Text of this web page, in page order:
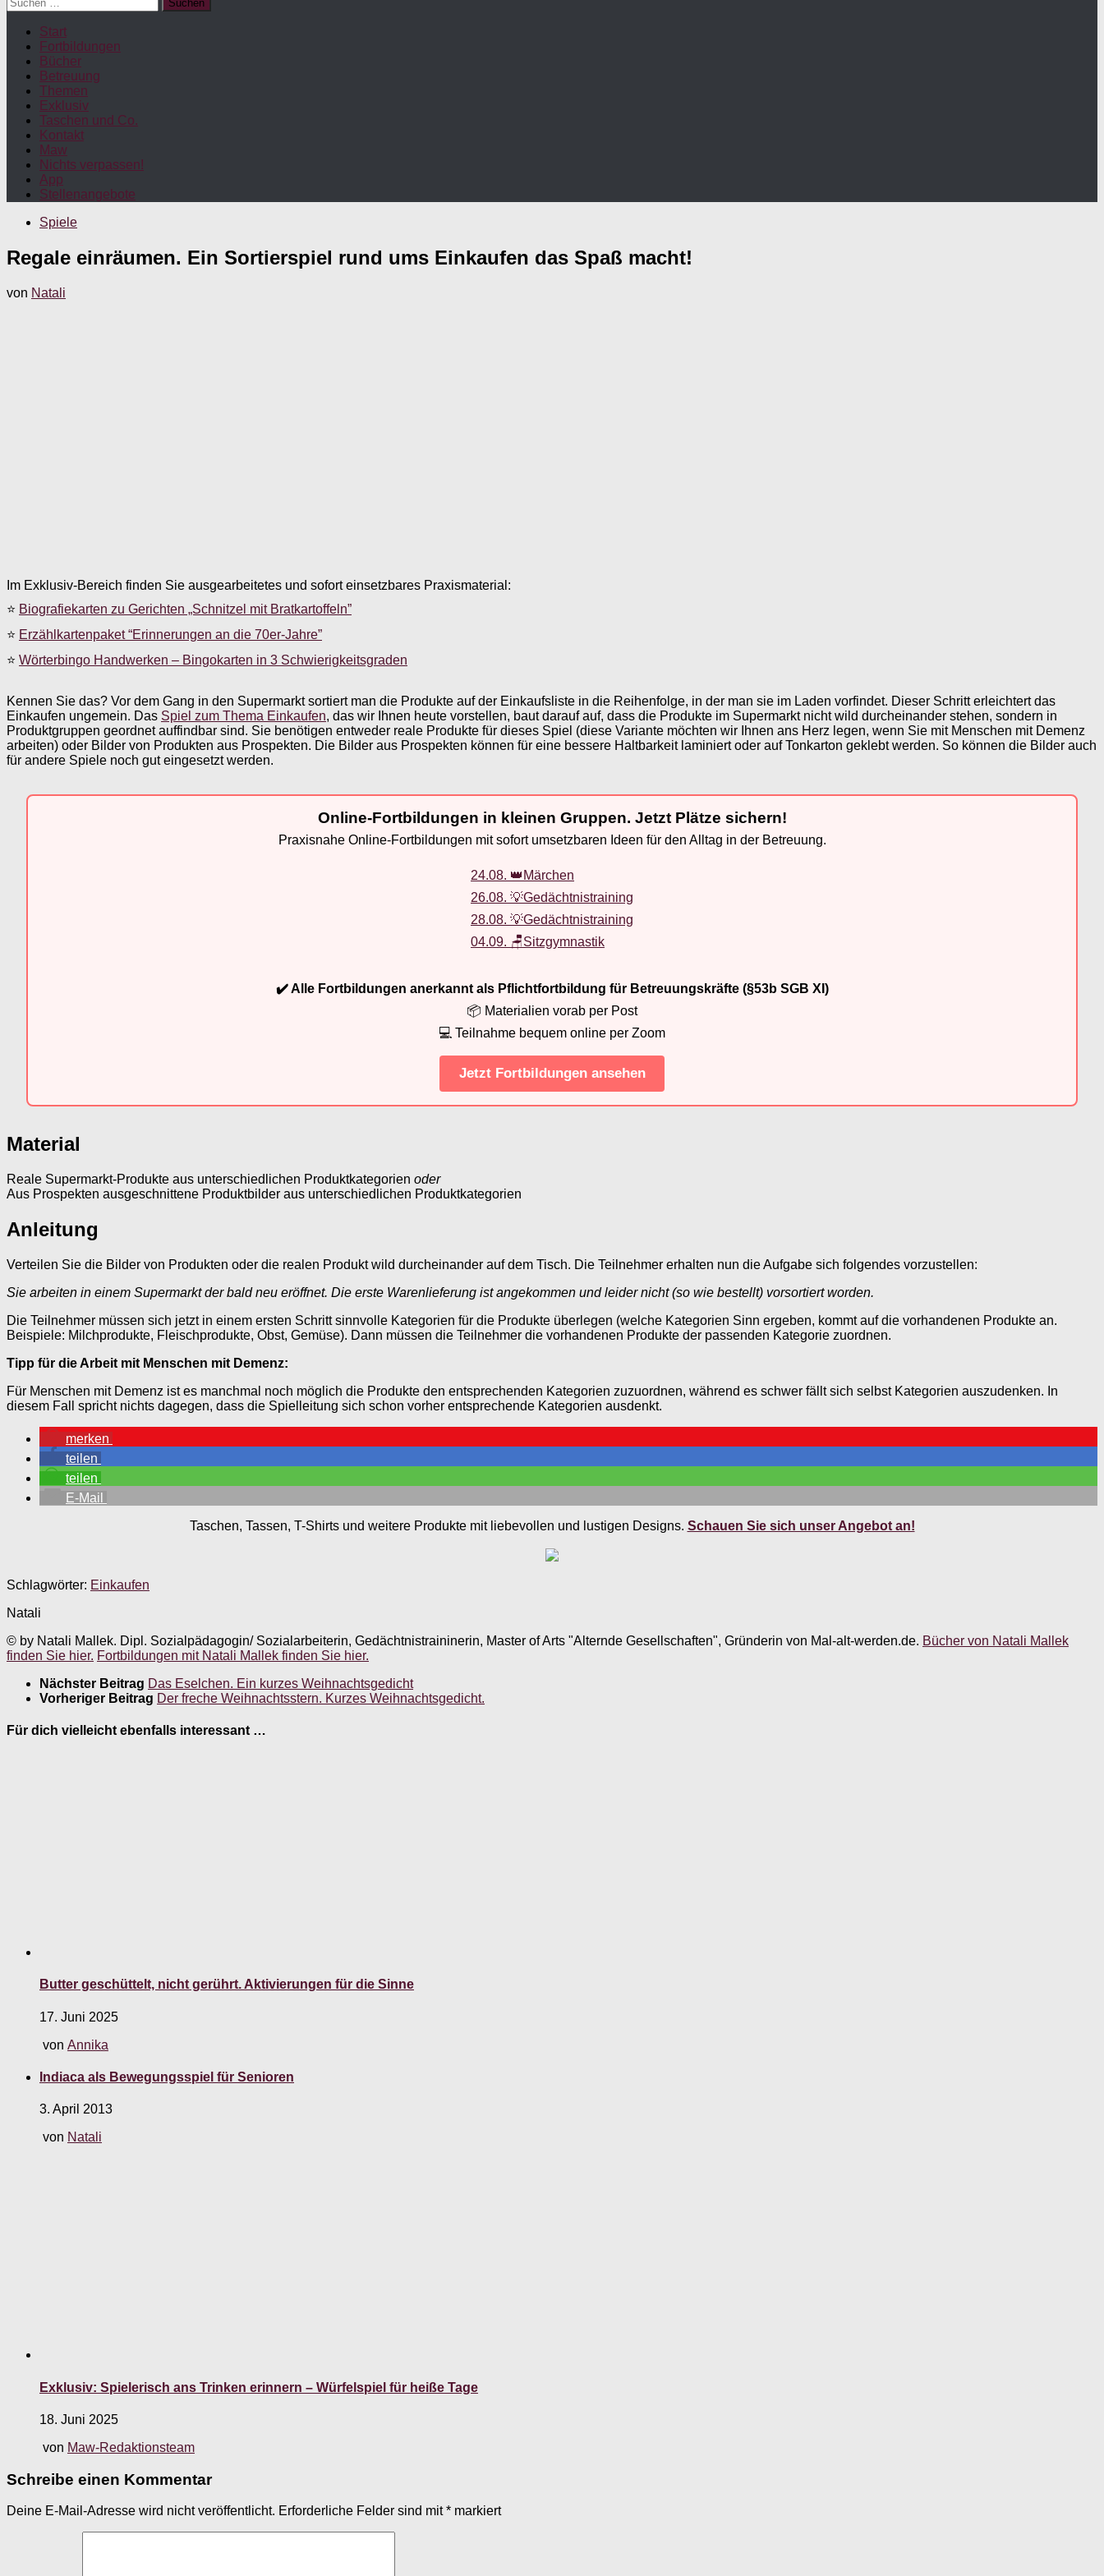
nach:
Start
Fortbildungen
Bücher
Betreuung
Themen
Exklusiv
Taschen und Co.
Kontakt
Maw
Nichts verpassen!
App
Stellenangebote
Spiele
Regale einräumen. Ein Sortierspiel rund ums Einkaufen das Spaß macht!
von Natali
Im Exklusiv-Bereich finden Sie ausgearbeitetes und sofort einsetzbares Praxismaterial:
⭐ Biografiekarten zu Gerichten „Schnitzel mit Bratkartoffeln”
⭐ Erzählkartenpaket “Erinnerungen an die 70er-Jahre”
⭐ Wörterbingo Handwerken – Bingokarten in 3 Schwierigkeitsgraden
Kennen Sie das? Vor dem Gang in den Supermarkt sortiert man die Produkte auf der Einkaufsliste in die Reihenfolge, in der man sie im Laden vorfindet. Dieser Schritt erleichtert das
Einkaufen ungemein. Das Spiel zum Thema Einkaufen, das wir Ihnen heute vorstellen, baut darauf auf, dass die Produkte im Supermarkt nicht wild durcheinander stehen, sondern in
Produktgruppen geordnet auffindbar sind. Sie benötigen entweder reale Produkte für dieses Spiel (diese Variante möchten wir Ihnen ans Herz legen, wenn Sie mit Menschen mit Demenz
arbeiten) oder Bilder von Produkten aus Prospekten. Die Bilder aus Prospekten können für eine bessere Haltbarkeit laminiert oder auf Tonkarton geklebt werden. So können die Bilder auch
für andere Spiele noch gut eingesetzt werden.
Online-Fortbildungen in kleinen Gruppen. Jetzt Plätze sichern!
Praxisnahe Online-Fortbildungen mit sofort umsetzbaren Ideen für den Alltag in der Betreuung.
24.08. 👑Märchen
26.08. 💡Gedächtnistraining
28.08. 💡Gedächtnistraining
04.09. 🪑Sitzgymnastik
✔️ Alle Fortbildungen anerkannt als Pflichtfortbildung für Betreuungskräfte (§53b SGB XI)
📦 Materialien vorab per Post
💻 Teilnahme bequem online per Zoom
Jetzt Fortbildungen ansehen
Material
Reale Supermarkt-Produkte aus unterschiedlichen Produktkategorien oder
Aus Prospekten ausgeschnittene Produktbilder aus unterschiedlichen Produktkategorien
Anleitung
Verteilen Sie die Bilder von Produkten oder die realen Produkt wild durcheinander auf dem Tisch. Die Teilnehmer erhalten nun die Aufgabe sich folgendes vorzustellen:
Sie arbeiten in einem Supermarkt der bald neu eröffnet. Die erste Warenlieferung ist angekommen und leider nicht (so wie bestellt) vorsortiert worden.
Die Teilnehmer müssen sich jetzt in einem ersten Schritt sinnvolle Kategorien für die Produkte überlegen (welche Kategorien Sinn ergeben, kommt auf die vorhandenen Produkte an.
Beispiele: Milchprodukte, Fleischprodukte, Obst, Gemüse). Dann müssen die Teilnehmer die vorhandenen Produkte der passenden Kategorie zuordnen.
Tipp für die Arbeit mit Menschen mit Demenz:
Für Menschen mit Demenz ist es manchmal noch möglich die Produkte den entsprechenden Kategorien zuzuordnen, während es schwer fällt sich selbst Kategorien auszudenken. In
diesem Fall spricht nichts dagegen, dass die Spielleitung sich schon vorher entsprechende Kategorien ausdenkt.
merken
teilen
teilen
E-Mail
Taschen, Tassen, T-Shirts und weitere Produkte mit liebevollen und lustigen Designs. Schauen Sie sich unser Angebot an!
Schlagwörter: Einkaufen
Natali
© by Natali Mallek. Dipl. Sozialpädagogin/ Sozialarbeiterin, Gedächtnistraininerin, Master of Arts "Alternde Gesellschaften", Gründerin von Mal-alt-werden.de. Bücher von Natali Mallek
finden Sie hier. Fortbildungen mit Natali Mallek finden Sie hier.
Nächster Beitrag Das Eselchen. Ein kurzes Weihnachtsgedicht
Vorheriger Beitrag Der freche Weihnachtsstern. Kurzes Weihnachtsgedicht.
Für dich vielleicht ebenfalls interessant …
Butter geschüttelt, nicht gerührt. Aktivierungen für die Sinne
17. Juni 2025
von Annika
Indiaca als Bewegungsspiel für Senioren
3. April 2013
von Natali
Exklusiv: Spielerisch ans Trinken erinnern – Würfelspiel für heiße Tage
18. Juni 2025
von Maw-Redaktionsteam
Schreibe einen Kommentar
Deine E-Mail-Adresse wird nicht veröffentlicht. Erforderliche Felder sind mit* markiert